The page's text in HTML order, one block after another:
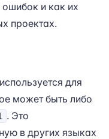
и как их
проектах.
для
может быть либо
. Это
в других языках